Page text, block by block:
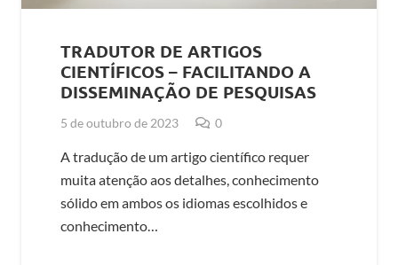
TRADUTOR DE ARTIGOS
CIENTÍFICOS – FACILITANDO A
DISSEMINAÇÃO DE PESQUISAS
5 de outubro de 2023 0
A tradução de um artigo científico requer
muita atenção aos detalhes, conhecimento
sólido em ambos os idiomas escolhidos e
conhecimento…